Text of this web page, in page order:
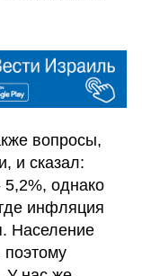
вопросы,
и сказал:
однако
инфляция
Население